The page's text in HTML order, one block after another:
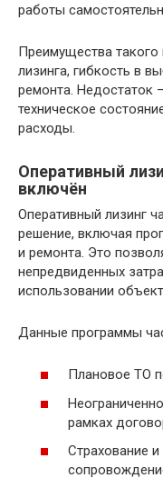
работы
Преимущества
лизинга, гибкость в
ремонта. Недостаток
техническое
расходы.
Оперативный
включён
Оперативный лизинг
решение, включая
и ремонта. Это
непредвиденных
использовании
Данные программы
Плановое ТО
рамках
Страхование и